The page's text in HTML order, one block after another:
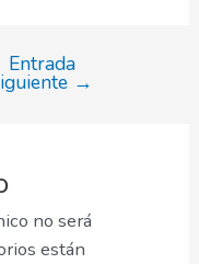
Entrada
→
no será
están